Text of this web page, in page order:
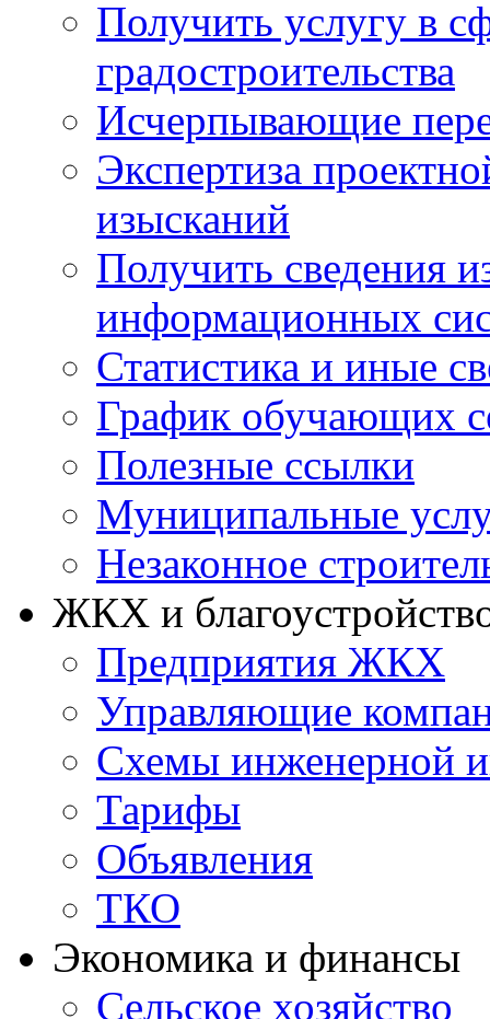
Получить услугу в
градостроительства
Исчерпывающие
Экспертиза
изысканий
Получить сведения
информационных
Статистика и иные
График обучающих
Полезные ссылки
Муниципальные
Незаконное
ЖКХ и
Предприятия ЖКХ
Управляющие
Схемы инженерной
Тарифы
Объявления
ТКО
Экономика и финансы
Сельское хозяйство